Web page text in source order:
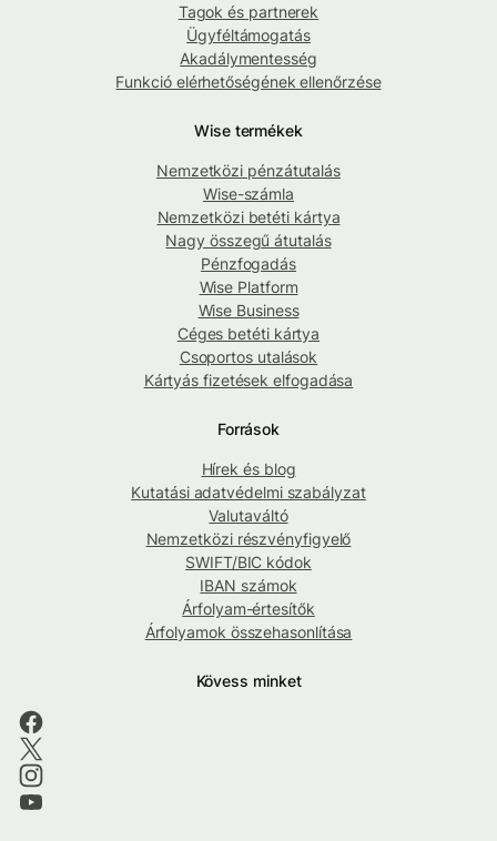
Tagok és partnerek
Ügyféltámogatás
Akadálymentesség
Funkció elérhetőségének ellenőrzése
Wise termékek
Nemzetközi pénzátutalás
Wise-számla
Nemzetközi betéti kártya
Nagy összegű átutalás
Pénzfogadás
Wise Platform
Wise Business
Céges betéti kártya
Csoportos utalások
Kártyás fizetések elfogadása
Források
Hírek és blog
Kutatási adatvédelmi szabályzat
Valutaváltó
Nemzetközi részvényfigyelő
SWIFT/BIC kódok
IBAN számok
Árfolyam-értesítők
Árfolyamok összehasonlítása
Kövess minket